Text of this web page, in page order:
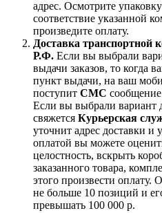
адрес. Осмотрите
соответствие указанной
произведите оплату.
Доставка
Р.Ф. Если вы выбрали
выдачи заказов, то когда
пункт выдачи, на ваш
поступит СМС сообщение
Если вы выбрали вариант
свяжется Курьерская
уточнит адрес доставки и
оплатой вы можете
целостность, вскрыть
заказанного товара,
этого произвести оплату.
не больше 10 позиций и
превышать 100 000 р.